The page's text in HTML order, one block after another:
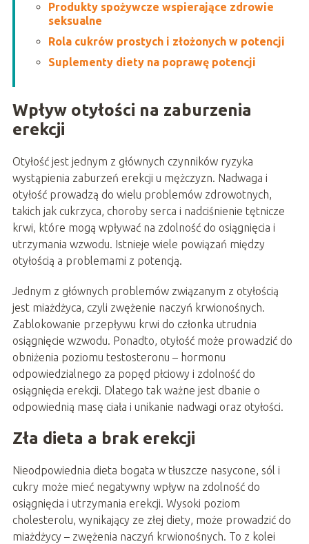
Produkty spożywcze wspierające zdrowie
seksualne
Rola cukrów prostych i złożonych w potencji
Suplementy diety na poprawę potencji
Wpływ otyłości na zaburzenia
erekcji
Otyłość jest jednym z głównych czynników ryzyka
wystąpienia zaburzeń erekcji u mężczyzn. Nadwaga i
otyłość prowadzą do wielu problemów zdrowotnych,
takich jak cukrzyca, choroby serca i nadciśnienie tętnicze
krwi, które mogą wpływać na zdolność do osiągnięcia i
utrzymania wzwodu. Istnieje wiele powiązań między
otyłością a problemami z potencją.
Jednym z głównych problemów związanym z otyłością
jest miażdżyca, czyli zwężenie naczyń krwionośnych.
Zablokowanie przepływu krwi do członka utrudnia
osiągnięcie wzwodu. Ponadto, otyłość może prowadzić do
obniżenia poziomu testosteronu – hormonu
odpowiedzialnego za popęd płciowy i zdolność do
osiągnięcia erekcji. Dlatego tak ważne jest dbanie o
odpowiednią masę ciała i unikanie nadwagi oraz otyłości.
Zła dieta a brak erekcji
Nieodpowiednia dieta bogata w tłuszcze nasycone, sól i
cukry może mieć negatywny wpływ na zdolność do
osiągnięcia i utrzymania erekcji. Wysoki poziom
cholesterolu, wynikający ze złej diety, może prowadzić do
miażdżycy – zwężenia naczyń krwionośnych. To z kolei